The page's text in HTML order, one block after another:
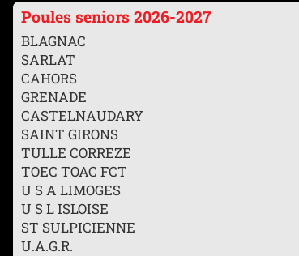
Poules seniors 2026-2027
BLAGNAC
SARLAT
CAHORS
GRENADE
CASTELNAUDARY
SAINT GIRONS
TULLE CORREZE
TOEC TOAC FCT
U S A LIMOGES
U S L ISLOISE
ST SULPICIENNE
U.A.G.R.